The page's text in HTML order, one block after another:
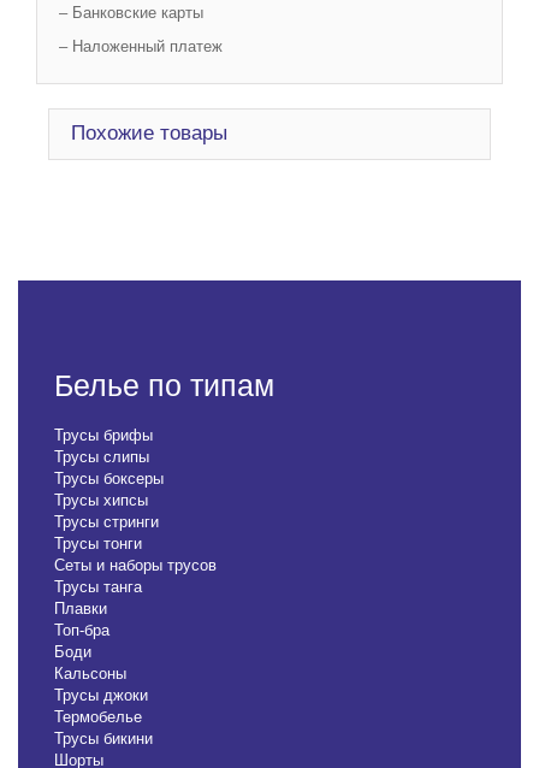
– Банковские карты
– Наложенный платеж
Похожие товары
Белье по типам
Трусы брифы
Трусы слипы
Трусы боксеры
Трусы хипсы
Трусы стринги
Трусы тонги
Сеты и наборы трусов
Трусы танга
Плавки
Топ-бра
Боди
Кальсоны
Трусы джоки
Термобелье
Трусы бикини
Шорты